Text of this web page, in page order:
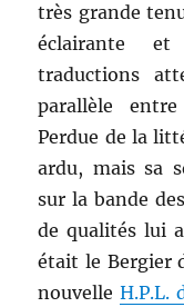
très grande
éclairante et
traductions
parallèle
Perdue de la
ardu, mais sa
sur la bande
de qualités lui
était le Bergier
nouvelleH.P.L.